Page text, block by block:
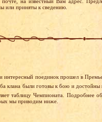
на известный Вам адрес.
или приняты к сведению.
поединок прошел в
клана были готовы к бою и достойны
таблицу Чемпионата. Подробнее
мы приводим ниже.